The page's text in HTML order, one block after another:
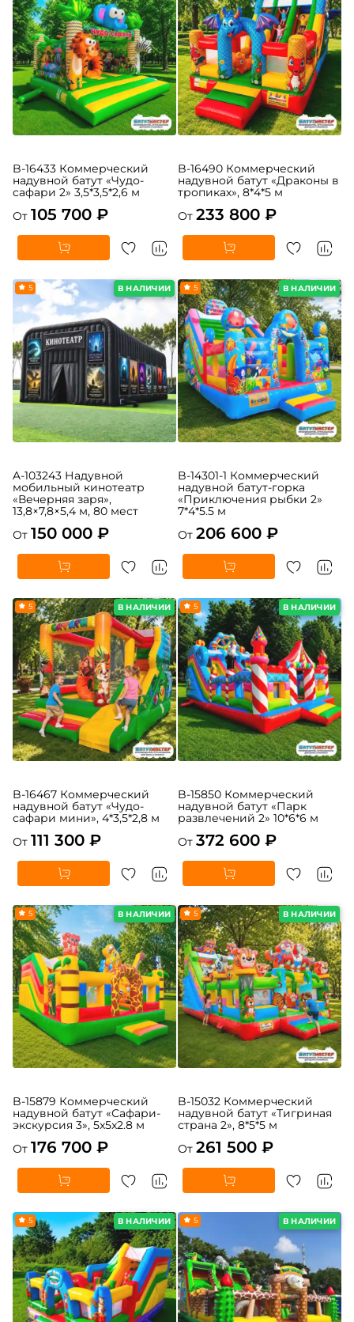
B-16433 Коммерческий
надувной батут «Чудо-
сафари 2» 3,5*3,5*2,6 м
От
B-16490 Коммерческий
надувной батут «Драконы в
тропиках», 8*4*5 м
От
В НАЛИЧИИ
5
A-103243 Надувной
мобильный кинотеатр
«Вечерняя заря»,
13,8×7,8×5,4 м, 80 мест
От 150 000 ₽
В НАЛИЧИИ
5
B-14301-1 Коммерческий
надувной батут-горка
«Приключения рыбки 2»
7*4*5.5 м
От 206 600 ₽
В НАЛИЧИИ
5
B-16467 Коммерческий
сафари мини», 4*3,5*2,8 м
От 111 300 ₽
В НАЛИЧИИ
5
B-15850 Коммерческий
развлечений 2» 10*6*6 м
От 372 600 ₽
В НАЛИЧИИ
5
B-15879 Коммерческий
надувной батут «Сафари-
экскурсия 3», 5x5x2.8 м
176 700 ₽
В НАЛИЧИИ
5
B-15032 Коммерческий
надувной батут «Тигриная
страна 2», 8*5*5 м
261 500 ₽
В НАЛИЧИИ
5 В НАЛИЧИИ
5